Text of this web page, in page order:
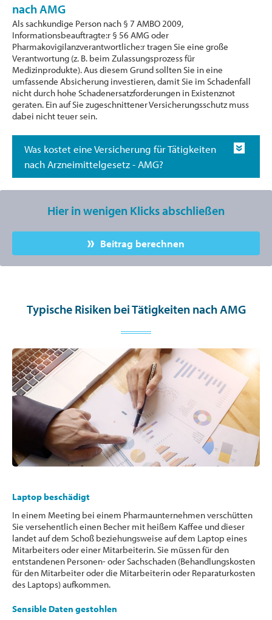
nach AMG
Als sachkundige Person nach § 7 AMBO 2009,
Informationsbeauftragte:r § 56 AMG oder
Pharmakovigilanzverantwortliche:r tragen Sie eine große
Verantwortung (z. B. beim Zulassungsprozess für
Medizinprodukte). Aus diesem Grund sollten Sie in eine
umfassende Absicherung investieren, damit Sie im Schadenfall
nicht durch hohe Schadenersatzforderungen in Existenznot
geraten. Ein auf Sie zugeschnittener Versicherungsschutz muss
dabei nicht teuer sein.
Was kostet eine Versicherung für Tätigkeiten
nach Arzneimittelgesetz - AMG?
Hier in wenigen Klicks abschließen
Beitrag berechnen
Typische Risiken bei Tätigkeiten nach AMG
Laptop beschädigt
In einem Meeting bei einem Pharmaunternehmen verschütten
Sie versehentlich einen Becher mit heißem Kaffee und dieser
landet auf dem Schoß beziehungsweise auf dem Laptop eines
Mitarbeiters oder einer Mitarbeiterin. Sie müssen für den
entstandenen Personen- oder Sachschaden (Behandlungskosten
für den Mitarbeiter oder die Mitarbeiterin oder Reparaturkosten
des Laptops) aufkommen.
Sensible Daten gestohlen